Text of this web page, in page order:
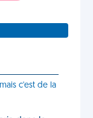
c'est de la